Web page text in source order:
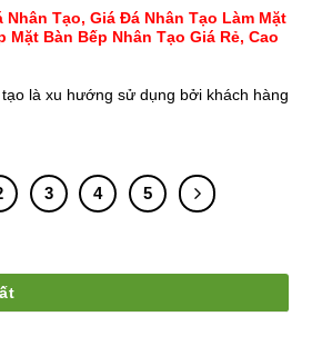
Nhân Tạo, Giá Đá Nhân Tạo Làm Mặt
Mặt Bàn Bếp Nhân Tạo Giá Rẻ, Cao
là xu hướng sử dụng bởi khách hàng
3 4 5